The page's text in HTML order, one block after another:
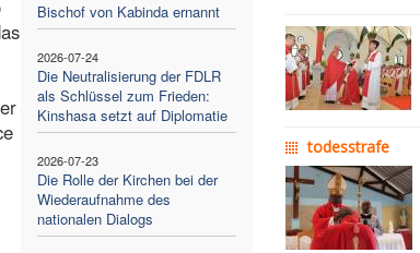
Bischof von Kabinda ernannt
2026-07-24
Die Neutralisierung der FDLR
als Schlüssel zum Frieden:
Kinshasa setzt auf Diplomatie
2026-07-23
Die Rolle der Kirchen bei der
Wiederaufnahme des
nationalen Dialogs
todesstrafe